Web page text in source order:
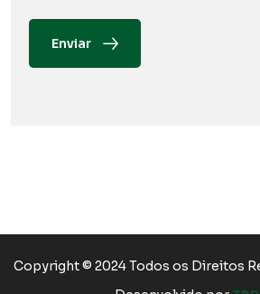
Enviar
Copyright © 2024 Todos os Direitos